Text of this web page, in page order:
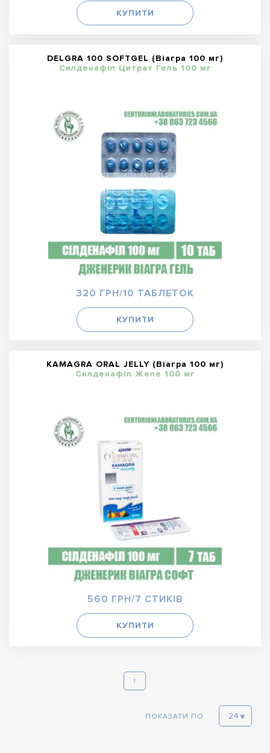
КУПИТИ
DELGRA 100 SOFTGEL (Віагра 100 мг)
Силденафіл Цитрат Гель 100 мг
320 ГРН/10 ТАБЛЕТОК
КУПИТИ
KAMAGRA ORAL JELLY (Віагра 100 мг)
Силденафіл Желе 100 мг
560 ГРН/7 СТИКІВ
КУПИТИ
1
ПОКАЗАТИ ПО